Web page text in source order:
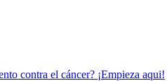
contra el cáncer? ¡Empieza aqui!